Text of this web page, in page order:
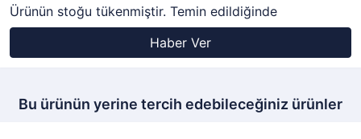
Ürünün stoğu tükenmiştir. Temin edildiğinde
Haber Ver
Bu ürünün yerine tercih edebileceğiniz ürünler